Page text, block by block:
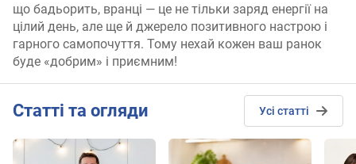
що бадьорить, вранці — це не тільки заряд енергії на
цілий день, але ще й джерело позитивного настрою і
гарного самопочуття. Тому нехай кожен ваш ранок
буде «добрим» і приємним!
Cтатті та огляди Усі статті